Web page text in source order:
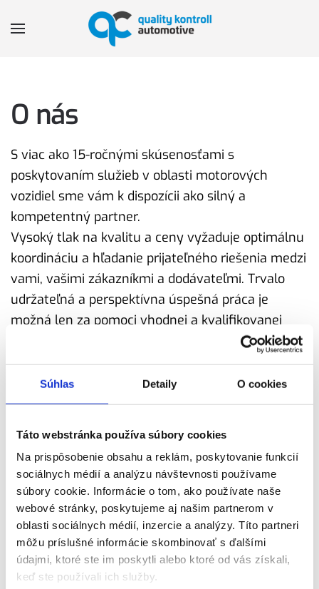
Súhlas Detaily O cookies
Táto webstránka používa súbory cookies
Na prispôsobenie obsahu a reklám, poskytovanie funkcií
sociálnych médií a analýzu návštevnosti používame
súbory cookie. Informácie o tom, ako používate naše
webové stránky, poskytujeme aj našim partnerom v
oblasti sociálnych médií, inzercie a analýzy. Títo partneri
môžu príslušné informácie skombinovať s ďalšími
údajmi, ktoré ste im poskytli alebo ktoré od vás získali,
keď ste používali ich služby.
Skip to main content
O nás
S viac ako 15-ročnými skúsenosťami s
poskytovaním služieb v oblasti motorových
vozidiel sme vám k dispozícii ako silný a
kompetentný partner.
Vysoký tlak na kvalitu a ceny vyžaduje optimálnu
koordináciu a hľadanie prijateľného riešenia medzi
vami, vašimi zákazníkmi a dodávateľmi. Trvalo
udržateľná a perspektívna úspešná práca je
možná len za pomoci vhodnej a kvalifikovanej
spolupráce medzi súčasnými partnermi vo vývoji.
Poskytujeme vám podporu u vás alebo priamo u
vašich zákazníkov prostredníctvom
servis zahŕňa takmer všetky oblasti manažmentu
kvality. Pracujeme s osvedčenými systémami a
nástrojmi, čo nám umožňuje rýchlo a bezpečne
diagnostikovať vaše problémy a vyriešiť ich tak,
aby ste boli úplne spokojní.
Čo ponúkame našim klientom?